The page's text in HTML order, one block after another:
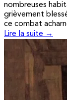
nombreuses
grièvement
ce combat
Lire la suite →